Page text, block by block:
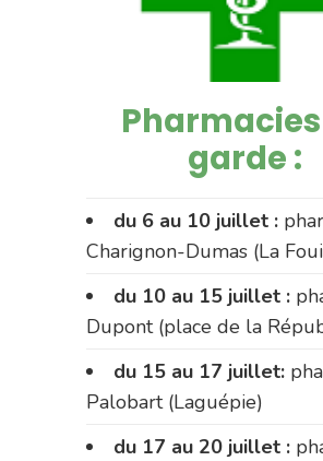
garde :
du 6 au 10 juillet :
Charignon-Dumas (La
du 10 au 15 juillet :
Dupont (place de la
du 15 au 17 juillet:
Palobart (Laguépie)
du 17 au 20 juillet :